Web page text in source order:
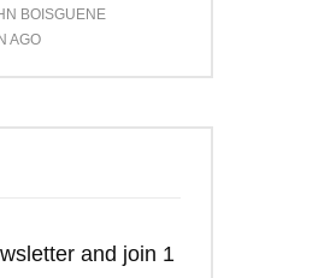
BOISGUENE
AGO
and join 1